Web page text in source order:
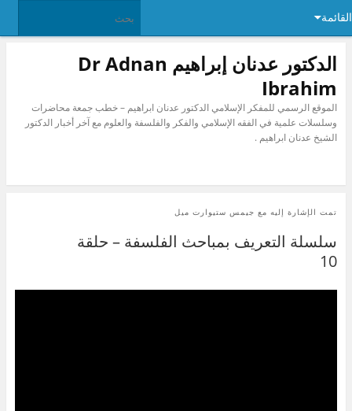
القائمة
الدكتور عدنان إبراهيم Dr Adnan
Ibrahim
الموقع الرسمي للمفكر الإسلامي الدكتور عدنان ابراهيم – خطب جمعة محاضرات
وسلسلات علمية في الفقه الإسلامي والفكر والفلسفة والعلوم مع آخر أخبار الدكتور
الشيخ عدنان ابراهيم .
تمت الإشارة إليه مع جيمس ستيوارت ميل
سلسلة التعريف بمباحث الفلسفة – حلقة
10